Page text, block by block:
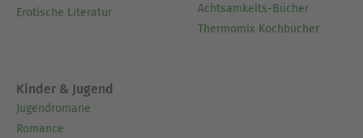
Erotische Literatur
Achtsamkeits-Bücher
Thermomix Kochbücher
Kinder & Jugend
Jugendromane
Romance